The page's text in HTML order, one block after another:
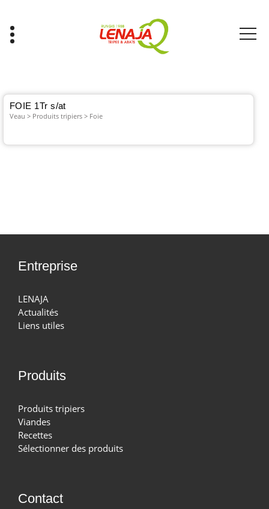
contenu
FOIE 1Tr s/at
Veau > Produits tripiers > Foie
Entreprise
LENAJA
Actualités
Liens utiles
Produits
Produits tripiers
Viandes
Recettes
Sélectionner des produits
Contact